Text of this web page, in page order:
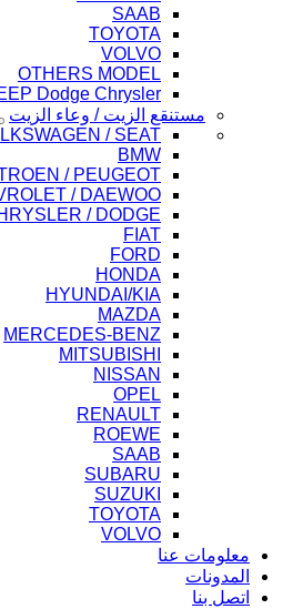
SAAB
TOYOTA
VOLVO
OTHERS MODEL
Dodge Chrysler
مستنقع الزيت / وعاء الزيت
/ SEAT
BMW
/ PEUGEOT
/ DAEWOO
/ DODGE
FIAT
FORD
HONDA
HYUNDAI/KIA
MAZDA
MERCEDES-BENZ
MITSUBISHI
NISSAN
OPEL
RENAULT
ROEWE
SAAB
SUBARU
SUZUKI
TOYOTA
VOLVO
معلومات عنا
المدونات
اتصل بنا